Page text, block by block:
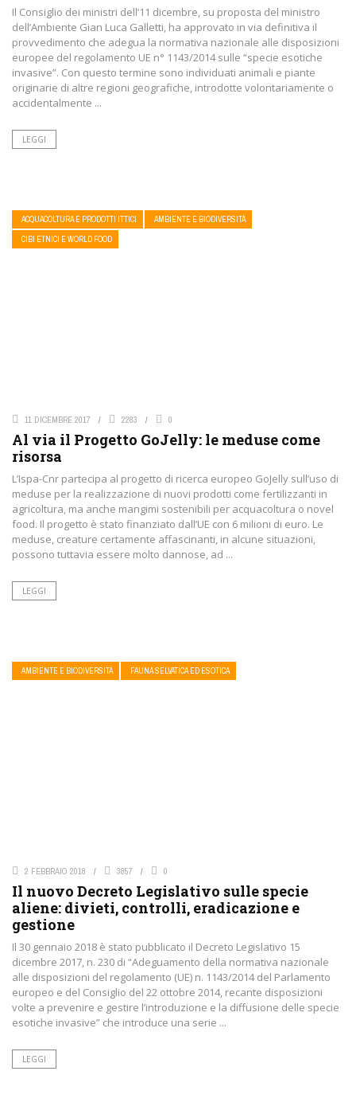
Il Consiglio dei ministri dell’11 dicembre, su proposta del ministro
dell’Ambiente Gian Luca Galletti, ha approvato in via definitiva il
provvedimento che adegua la normativa nazionale alle disposizioni
europee del regolamento UE n° 1143/2014 sulle “specie esotiche
invasive”. Con questo termine sono individuati animali e piante
originarie di altre regioni geografiche, introdotte volontariamente o
accidentalmente ...
LEGGI
ACQUACOLTURA E PRODOTTI ITTICI
AMBIENTE E BIODIVERSITÀ
CIBI ETNICI E WORLD FOOD
11 DICEMBRE 2017 2283 0
Al via il Progetto GoJelly: le meduse come
risorsa
L’Ispa-Cnr partecipa al progetto di ricerca europeo GoJelly sull’uso di
meduse per la realizzazione di nuovi prodotti come fertilizzanti in
agricoltura, ma anche mangimi sostenibili per acquacoltura o novel
food. Il progetto è stato finanziato dall’UE con 6 milioni di euro. Le
meduse, creature certamente affascinanti, in alcune situazioni,
possono tuttavia essere molto dannose, ad ...
LEGGI
AMBIENTE E BIODIVERSITÀ FAUNA SELVATICA ED ESOTICA
2 FEBBRAIO 2018 3857 0
Il nuovo Decreto Legislativo sulle specie
aliene: divieti, controlli, eradicazione e
gestione
Il 30 gennaio 2018 è stato pubblicato il Decreto Legislativo 15
dicembre 2017, n. 230 di “Adeguamento della normativa nazionale
alle disposizioni del regolamento (UE) n. 1143/2014 del Parlamento
europeo e del Consiglio del 22 ottobre 2014, recante disposizioni
volte a prevenire e gestire l’introduzione e la diffusione delle specie
esotiche invasive” che introduce una serie ...
LEGGI